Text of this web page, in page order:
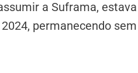
a Suframa,
permanecendo